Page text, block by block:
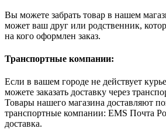
Вы можете забрать товар в нашем
может ваш друг или родственник,
на кого оформлен заказ.
Транспортные компании:
Если в вашем городе не действует
можете заказать доставку через
Товары нашего магазина доставляют
транспортные компании: EMS Почта
доставка.